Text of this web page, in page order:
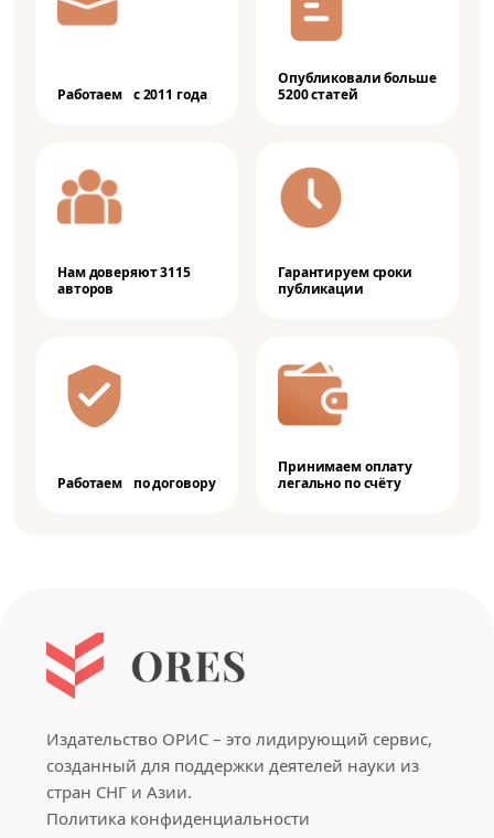
Работаем с 2011 года
Опубликовали больше
5200 статей
Нам доверяют 3115
авторов
Гарантируем сроки
публикации
Работаем по договору
Принимаем оплату
легально по счёту
Издательство ОРИС – это лидирующий сервис,
созданный для поддержки деятелей науки из
стран СНГ и Азии.
Политика конфиденциальности